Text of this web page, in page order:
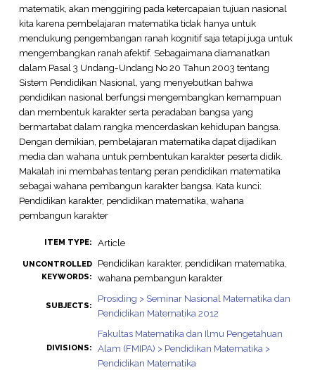
matematik, akan menggiring pada ketercapaian tujuan nasional
kita karena pembelajaran matematika tidak hanya untuk
mendukung pengembangan ranah kognitif saja tetapi juga untuk
mengembangkan ranah afektif. Sebagaimana diamanatkan
dalam Pasal 3 Undang-Undang No 20 Tahun 2003 tentang
Sistem Pendidikan Nasional, yang menyebutkan bahwa
pendidikan nasional berfungsi mengembangkan kemampuan
dan membentuk karakter serta peradaban bangsa yang
bermartabat dalam rangka mencerdaskan kehidupan bangsa.
Dengan demikian, pembelajaran matematika dapat dijadikan
media dan wahana untuk pembentukan karakter peserta didik.
Makalah ini membahas tentang peran pendidikan matematika
sebagai wahana pembangun karakter bangsa. Kata kunci:
Pendidikan karakter, pendidikan matematika, wahana
pembangun karakter
ITEM TYPE: Article
UNCONTROLLED
KEYWORDS:
Pendidikan karakter, pendidikan matematika,
wahana pembangun karakter
SUBJECTS:
Prosiding > Seminar Nasional Matematika dan
Pendidikan Matematika 2012
DIVISIONS:
Fakultas Matematika dan Ilmu Pengetahuan
Alam (FMIPA) > Pendidikan Matematika >
Pendidikan Matematika